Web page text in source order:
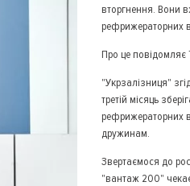
вторгнення. Вони
рефрижераторних
Про це повідомляє
"Укрзалізниця"
третій місяць
рефрижераторних
дружинам.
Звертаємося до
"вантаж 200"